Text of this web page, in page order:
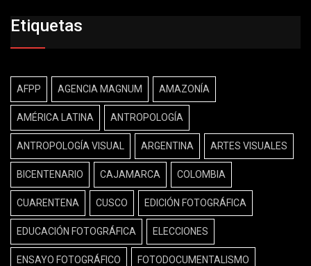
Etiquetas
AFPP AGENCIA MAGNUM AMAZONÍA
AMÉRICA LATINA ANTROPOLOGÍA
ANTROPOLOGÍA VISUAL ARGENTINA ARTES VISUALES
BICENTENARIO CAJAMARCA COLOMBIA
CUARENTENA CUSCO EDICIÓN FOTOGRÁFICA
EDUCACIÓN FOTOGRÁFICA ELECCIONES
ENSAYO FOTOGRÁFICO FOTODOCUMENTALISMO